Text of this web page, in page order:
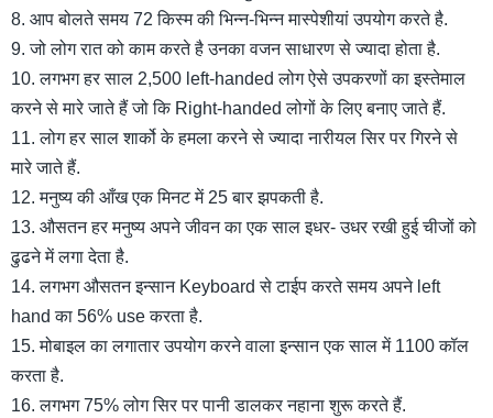
8. आप बोलते समय 72 किस्म की भिन्न-भिन्न मास्पेशीयां उपयोग करते है.
9. जो लोग रात को काम करते है उनका वजन साधारण से ज्यादा होता है.
10. लगभग हर साल 2,500 left-handed लोग ऐसे उपकरणों का इस्तेमाल
करने से मारे जाते हैं जो कि Right-handed लोगों के लिए बनाए जाते हैं.
11. लोग हर साल शार्को के हमला करने से ज्यादा नारीयल सिर पर गिरने से
मारे जाते हैं.
12. मनुष्य की आँख एक मिनट में 25 बार झपकती है.
13. औसतन हर मनुष्य अपने जीवन का एक साल इधर- उधर रखी हुई चीजों को
ढुढने में लगा देता है.
14. लगभग औसतन इन्सान Keyboard से टाईप करते समय अपने left
hand का 56% use करता है.
15. मोबाइल का लगातार उपयोग करने वाला इन्सान एक साल में 1100 कॉल
करता है.
16. लगभग 75% लोग सिर पर पानी डालकर नहाना शुरू करते हैं.